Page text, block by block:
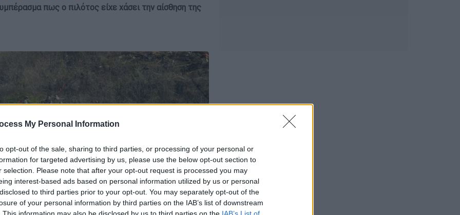
My Personal Information
opt-out of the sale, sharing to third parties, or processing of your personal or
for targeted advertising by us, please use the below opt-out section to
selection. Please note that after your opt-out request is processed you may
interest-based ads based on personal information utilized by us or personal
to third parties prior to your opt-out. You may separately opt-out of the
of your personal information by third parties on the IAB’s list of downstream
This information may also be disclosed by us to third parties on the IAB’s List of
πως ο πιλότος είχε χάσει την αίσθηση της